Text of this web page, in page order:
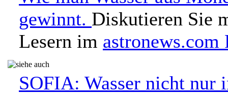
gewinnt. Diskutieren Sie
Lesern im astronews.com
SOFIA: Wasser nicht nur